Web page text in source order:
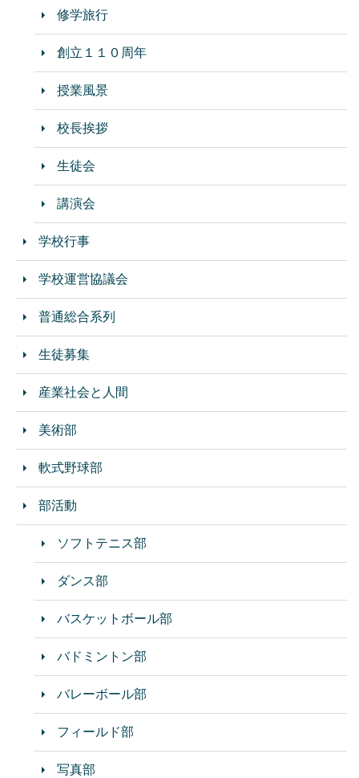
修学旅行
創立１１０周年
授業風景
校長挨拶
生徒会
講演会
学校行事
学校運営協議会
普通総合系列
生徒募集
産業社会と人間
美術部
軟式野球部
部活動
ソフトテニス部
ダンス部
バスケットボール部
バドミントン部
バレーボール部
フィールド部
写真部